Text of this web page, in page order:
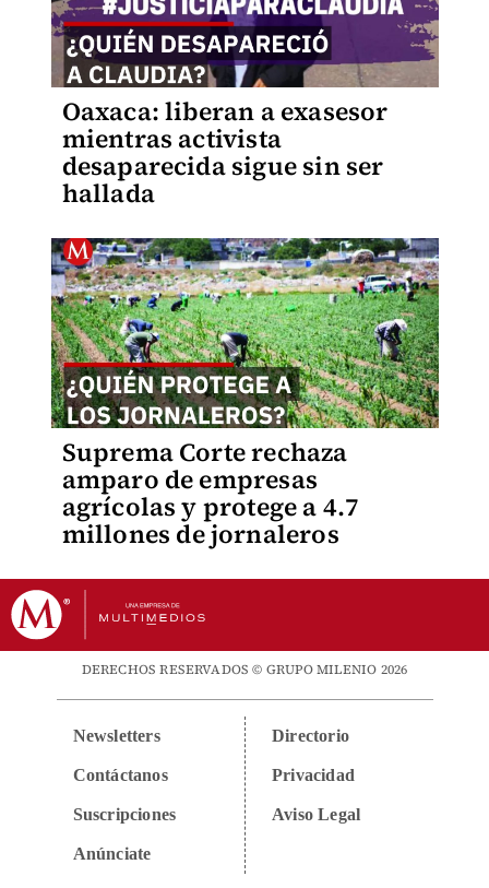
Oaxaca: liberan a exasesor
mientras activista
desaparecida sigue sin ser
hallada
Suprema Corte rechaza
amparo de empresas
agrícolas y protege a 4.7
millones de jornaleros
DERECHOS RESERVADOS © GRUPO MILENIO 2026
Newsletters
Contáctanos
Suscripciones
Anúnciate
Directorio
Privacidad
Aviso Legal